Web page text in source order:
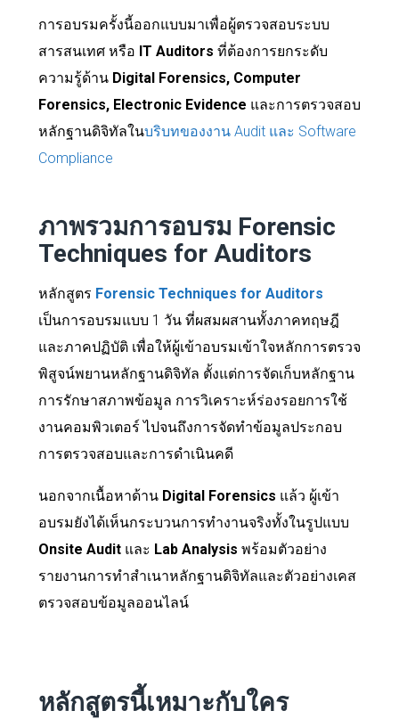
การอบรมครั้งนี้ออกแบบมาเพื่อผู้ตรวจสอบระบบ
สารสนเทศ หรือ IT Auditors ที่ต้องการยกระดับ
ความรู้ด้าน Digital Forensics, Computer
Forensics, Electronic Evidence และการตรวจสอบ
หลักฐานดิจิทัลในบริบทของงาน Audit และ Software
Compliance
ภาพรวมการอบรม Forensic
Techniques for Auditors
หลักสูตร Forensic Techniques for Auditors
เป็นการอบรมแบบ 1 วัน ที่ผสมผสานทั้งภาคทฤษฎี
และภาคปฏิบัติ เพื่อให้ผู้เข้าอบรมเข้าใจหลักการตรวจ
พิสูจน์พยานหลักฐานดิจิทัล ตั้งแต่การจัดเก็บหลักฐาน
การรักษาสภาพข้อมูล การวิเคราะห์ร่องรอยการใช้
งานคอมพิวเตอร์ ไปจนถึงการจัดทำข้อมูลประกอบ
การตรวจสอบและการดำเนินคดี
นอกจากเนื้อหาด้าน Digital Forensics แล้ว ผู้เข้า
อบรมยังได้เห็นกระบวนการทำงานจริงทั้งในรูปแบบ
Onsite Auditและ Lab Analysis พร้อมตัวอย่าง
รายงานการทำสำเนาหลักฐานดิจิทัลและตัวอย่างเคส
ตรวจสอบข้อมูลออนไลน์
หลักสูตรนี้เหมาะกับใคร